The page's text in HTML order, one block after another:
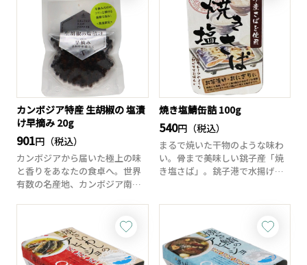
カンボジア特産 生胡椒の 塩漬
け早摘み 20g
901円（税込）
カンボジアから届いた極上の味
と香りをあなたの食卓へ。世界
有数の名産地、カンボジア南西
焼き塩鯖缶詰 100g
540円（税込）
まるで焼いた干物のような味わ
い。骨まで美味しい銚子産「焼
き塩さば」。銚子港で水揚げさ